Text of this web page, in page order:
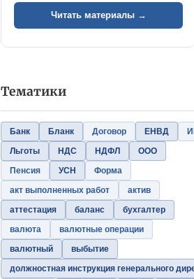
Читать материалы →
Тематики
Банк Бланк Договор ЕНВД
Льготы
НДС НДФЛ
ООО
Пенсия
УСН
Форма
акт выполненных работ
актив
аттестация
баланс
бухгалтер
валюта
валютные операции
валютный
выбытие
должностная инструкция генерального